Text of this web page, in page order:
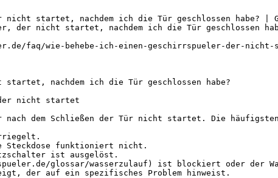
startet, nachdem ich die Tür geschlossen habe? |
der nicht startet, nachdem ich die Tür geschlossen
faq/wie-behebe-ich-einen-geschirrspueler-der-nicht-
nachdem ich die Tür geschlossen habe?
der nicht startet
nach dem Schließen der Tür nicht startet. Die
Steckdose funktioniert nicht.
ist ausgelöst.
glossar/wasserzulauf) ist blockiert oder der
der auf ein spezifisches Problem hinweist.